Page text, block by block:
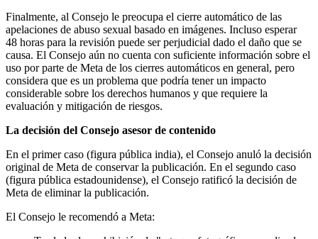
Finalmente, al Consejo le preocupa el cierre automático de las
apelaciones de abuso sexual basado en imágenes. Incluso esperar
48 horas para la revisión puede ser perjudicial dado el daño que se
causa. El Consejo aún no cuenta con suficiente información sobre el
uso por parte de Meta de los cierres automáticos en general, pero
considera que es un problema que podría tener un impacto
considerable sobre los derechos humanos y que requiere la
evaluación y mitigación de riesgos.
La decisión del Consejo asesor de contenido
En el primer caso (figura pública india), el Consejo anuló la decisión
original de Meta de conservar la publicación. En el segundo caso
(figura pública estadounidense), el Consejo ratificó la decisión de
Meta de eliminar la publicación.
El Consejo le recomendó a Meta: